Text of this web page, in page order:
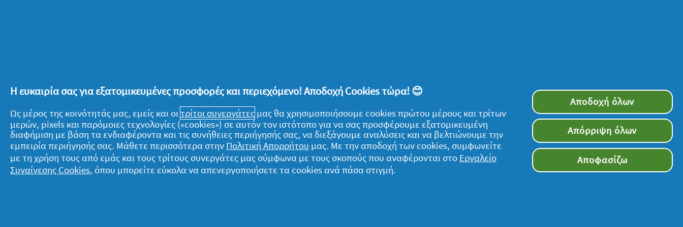
Ακριβώς για αυτό, τα ιστορικά θερινά που δεσπόζουν στο κέντρο της πόλης, είναι
κάθε βράδυ γεμάτα με κόσμο, καθώς αποτελούν το ιδανικό μέρος για όλους εμάς
που θέλουμε απολαύσουμε αριστουργήματα της έβδομης τέχνης, έχοντας για…
ταβάνι τον έναστρο αθηναϊκό ουρανό.
Η ευκαιρία σας για εξατομικευμένες προσφορές και περιεχόμενο! Αποδοχή Cookies τώρα! 😊
Ως μέρος της κοινότητάς μας, εμείς και οιτρίτοι συνεργάτες μας θα χρησιμοποιήσουμε cookies πρώτου μέρους και τρίτων
μερών, pixels και παρόμοιες τεχνολογίες («cookies») σε αυτόν τον ιστότοπο για να σας προσφέρουμε εξατομικευμένη
διαφήμιση με βάση τα ενδιαφέροντα και τις συνήθειες περιήγησής σας, να διεξάγουμε αναλύσεις και να βελτιώνουμε την
εμπειρία περιήγησής σας. Μάθετε περισσότερα στην Πολιτική Απορρήτου μας. Με την αποδοχή των cookies, συμφωνείτε
με τη χρήση τους από εμάς και τους τρίτους συνεργάτες μας σύμφωνα με τους σκοπούς που αναφέρονται στο Εργαλείο
Συναίνεσης Cookies, όπου μπορείτε εύκολα να απενεργοποιήσετε τα cookies ανά πάσα στιγμή.
Αποδοχή όλων
Απόρριψη όλων
Αποφασίζω